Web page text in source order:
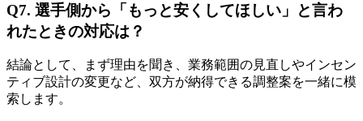
Q7. 選手側から「もっと安くしてほしい」と言わ
れたときの対応は？
結論として、まず理由を聞き、業務範囲の見直しやインセン
ティブ設計の変更など、双方が納得できる調整案を一緒に模
索します。